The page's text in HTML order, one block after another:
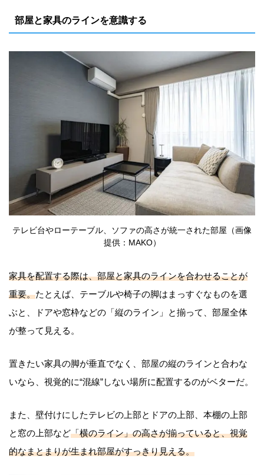
部屋と家具のラインを意識する
テレビ台やローテーブル、ソファの高さが統一された部屋（画像
提供：MAKO）
家具を配置する際は、部屋と家具のラインを合わせることが
重要。たとえば、テーブルや椅子の脚はまっすぐなものを選
ぶと、ドアや窓枠などの「縦のライン」と揃って、部屋全体
が整って見える。
置きたい家具の脚が垂直でなく、部屋の縦のラインと合わな
いなら、視覚的に“混線”しない場所に配置するのがベターだ。
また、壁付けにしたテレビの上部とドアの上部、本棚の上部
と窓の上部など「横のライン」の高さが揃っていると、視覚
的なまとまりが生まれ部屋がすっきり見える。